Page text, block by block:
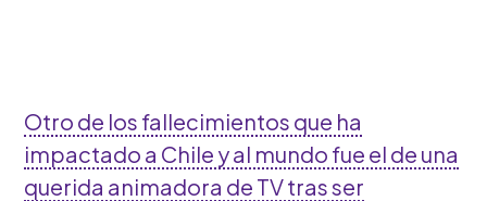
Otro de los fallecimientos que ha
impactado a Chile y al mundo fue el de una
querida animadora de TV tras ser